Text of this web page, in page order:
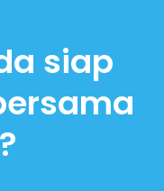
siap